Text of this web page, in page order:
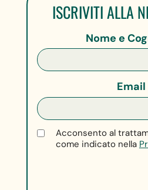
ISCRIVITI ALLA
Nome e
Email
Acconsento al
come indicato nella